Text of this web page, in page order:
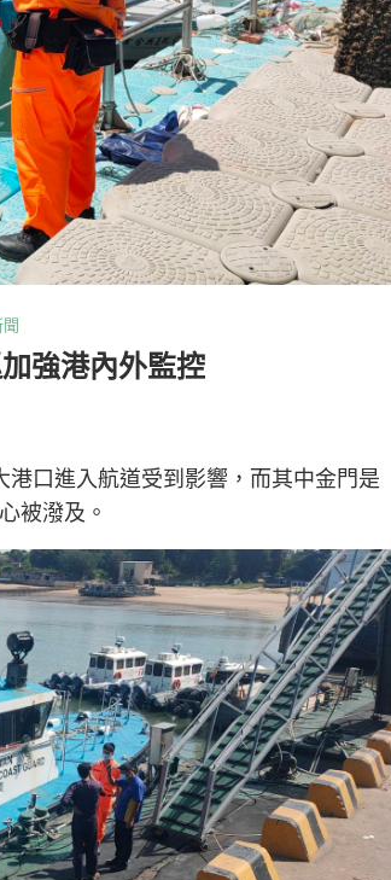
強港內外監控
口進入航道受到影響，而其中金門是
被潑及。